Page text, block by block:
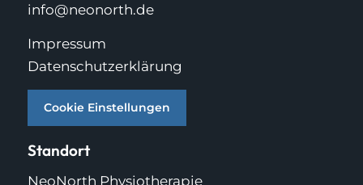
info@neonorth.de
Impressum
Datenschutzerklärung
Cookie Einstellungen
Standort
NeoNorth Physiotherapie